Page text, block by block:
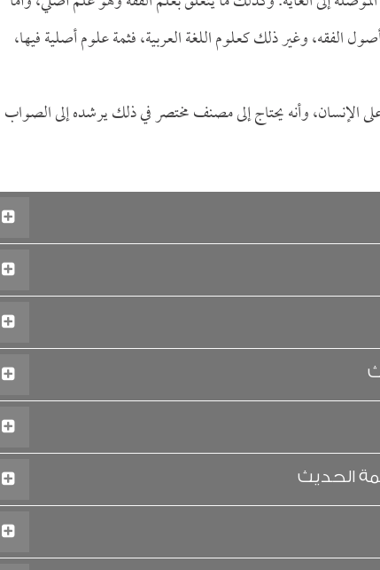
الفقه، وغير ذلك كعلوم اللغة العربية، فثمة علوم أصلية فيها،
الإنسان، وأنه يحتاج إلى مصنف مختصر في ذلك يرشده إلى الصواب
الحديث